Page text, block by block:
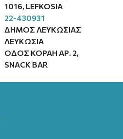
1016, LEFKOSIA
22-430931
ΔΗΜΟΣ ΛΕΥΚΩΣΙΑΣ
ΛΕΥΚΩΣΙΑ
ΟΔΟΣ ΚΟΡΑΗ ΑΡ. 2,
SNACK BAR